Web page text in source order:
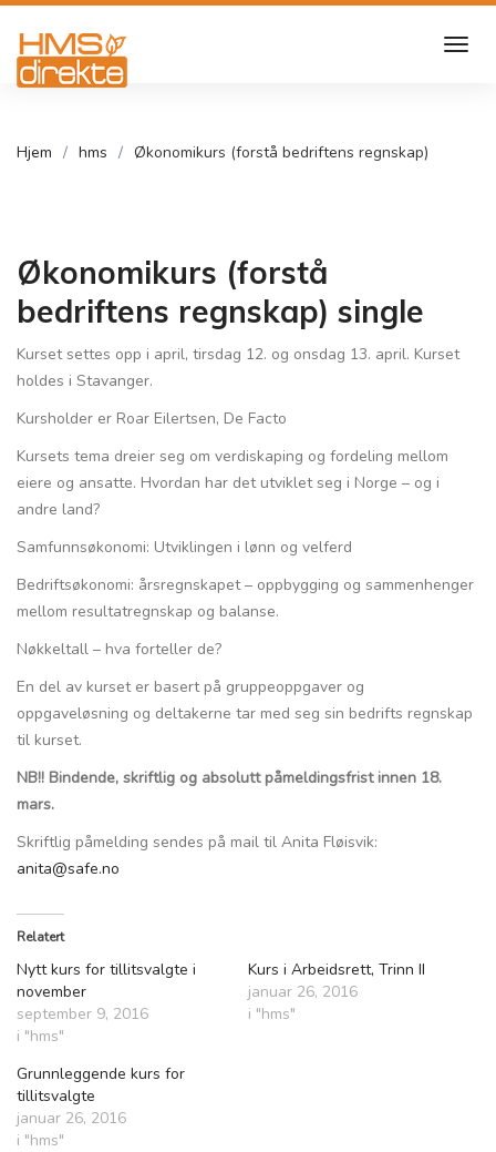
Hjem hms Økonomikurs (forstå bedriftens regnskap)
Økonomikurs (forstå
bedriftens regnskap) single
Kurset settes opp i april, tirsdag 12. og onsdag 13. april. Kurset
holdes i Stavanger.
Kursholder er Roar Eilertsen, De Facto
Kursets tema dreier seg om verdiskaping og fordeling mellom
eiere og ansatte. Hvordan har det utviklet seg i Norge – og i
andre land?
Samfunnsøkonomi: Utviklingen i lønn og velferd
Bedriftsøkonomi: årsregnskapet – oppbygging og sammenhenger
mellom resultatregnskap og balanse.
Nøkkeltall – hva forteller de?
En del av kurset er basert på gruppeoppgaver og
oppgaveløsning og deltakerne tar med seg sin bedrifts regnskap
til kurset.
NB!! Bindende, skriftlig og absolutt påmeldingsfrist innen 18.
mars.
Skriftlig påmelding sendes på mail til Anita Fløisvik:
anita@safe.no
Relatert
Nytt kurs for tillitsvalgte i
november
september 9, 2016
i "hms"
Kurs i Arbeidsrett, Trinn II
januar 26, 2016
i "hms"
Grunnleggende kurs for
tillitsvalgte
januar 26, 2016
i "hms"